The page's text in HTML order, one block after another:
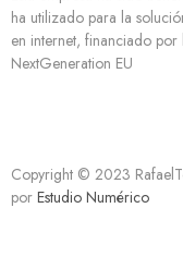
ha utilizado para la
en internet, financiado
NextGeneration EU
Copyright © 2023
por Estudio Numérico